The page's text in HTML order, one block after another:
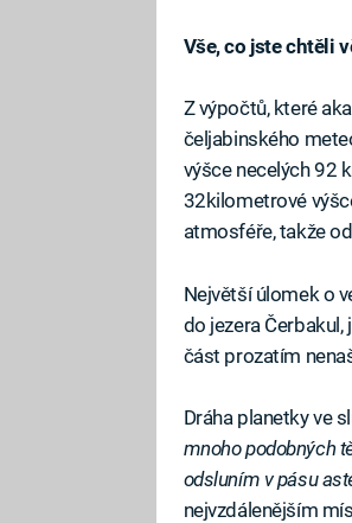
Vše, co jste chtěli
Z výpočtů, které
čeljabinského
výšce necelých 92
32kilometrové
atmosféře, takže
Největší úlomek o
do jezera
část prozatím
Dráha planetky ve
mnoho podobných
odsluním v pásu
nejvzdálenějším